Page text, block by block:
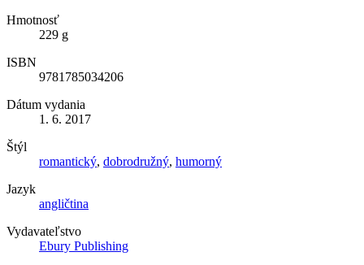
Hmotnosť
229 g
ISBN
9781785034206
Dátum vydania
1. 6. 2017
Štýl
romantický, dobrodružný, humorný
Jazyk
angličtina
Vydavateľstvo
Ebury Publishing